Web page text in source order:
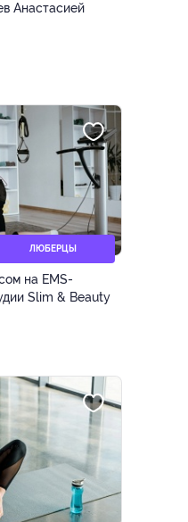
Анастасией
ЛЮБЕРЦЫ
на EMS-
Slim & Beauty